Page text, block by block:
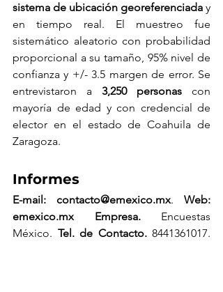
sistema de ubicación georeferenciada y
en tiempo real. El muestreo fue
sistemático aleatorio con probabilidad
proporcional a su tamaño, 95% nivel de
confianza y +/- 3.5 margen de error. Se
entrevistaron a 3,250 personas con
mayoría de edad y con credencial de
elector en el estado de Coahuila de
Zaragoza.
Informes
E-mail: contacto@emexico.mx.
emexico.mx Empresa. Encuestas
México. Tel. de Contacto.